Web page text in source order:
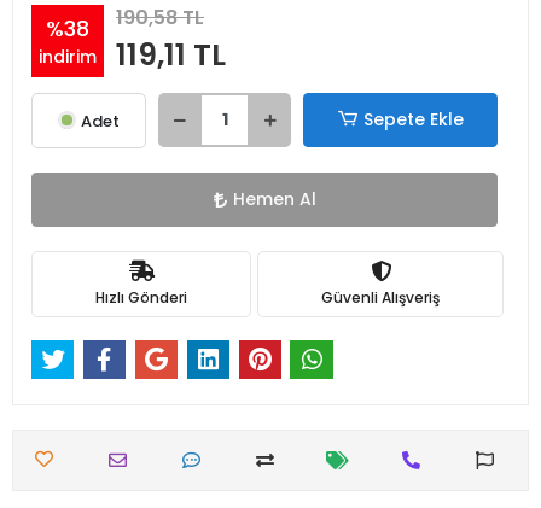
%38
indirim
190,58 TL
119,11 TL
Adet Sepete Ekle
Hemen Al
Hızlı Gönderi Güvenli Alışveriş